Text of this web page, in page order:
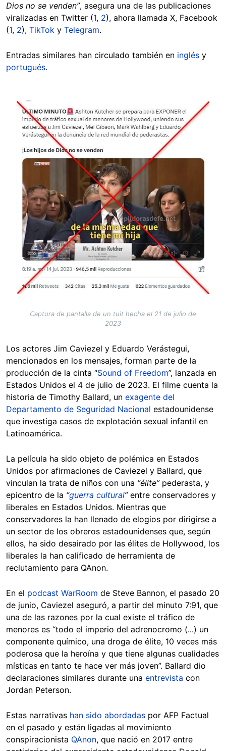
Dios no se venden”, asegura una de las publicaciones
viralizadas en Twitter (1, 2), ahora llamada X, Facebook
(1, 2), TikTok y Telegram.
Entradas similares han circulado también en inglés y
portugués.
Image
Captura de pantalla de un tuit hecha el 21 de julio de
2023
Los actores Jim Caviezel y Eduardo Verástegui,
mencionados en los mensajes, forman parte de la
producción de la cinta “Sound of Freedom”, lanzada en
Estados Unidos el 4 de julio de 2023. El filme cuenta la
historia de Timothy Ballard, un exagente del
Departamento de Seguridad Nacional estadounidense
que investiga casos de explotación sexual infantil en
Latinoamérica.
La película ha sido objeto de polémica en Estados
Unidos por afirmaciones de Caviezel y Ballard, que
vinculan la trata de niños con una “élite”pederasta, y
epicentro de la “guerra cultural”entre conservadores y
liberales en Estados Unidos. Mientras que
conservadores la han llenado de elogios por dirigirse a
un sector de los obreros estadounidenses que, según
ellos, ha sido desairado por las élites de Hollywood, los
liberales la han calificado de herramienta de
reclutamiento para QAnon.
En el podcast WarRoom de Steve Bannon, el pasado 20
de junio, Caviezel aseguró, a partir del minuto 7:91, que
una de las razones por la cual existe el tráfico de
menores es “todo el imperio del adrenocromo (...) un
componente químico, una droga de élite, 10 veces más
poderosa que la heroína y que tiene algunas cualidades
místicas en tanto te hace ver más joven”. Ballard dio
declaraciones similares durante una entrevista con
Jordan Peterson.
Estas narrativas han sido abordadas por AFP Factual
en el pasado y están ligadas al movimiento
conspiracionista QAnon, que nació en 2017 entre